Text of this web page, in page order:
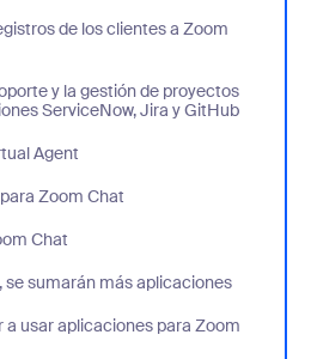
de los clientes a Zoom
registros de los clientes a Zoom Chat
y la gestión de proyectos
ServiceNow, Jira y GitHub
el soporte y la gestión de proyectos
Agent
Virtual Agent
Zoom Chat
para Zoom Chat
Chat
Zoom Chat
se sumarán más aplicaciones
se sumarán más aplicaciones
a usar aplicaciones para Zoom
a usar aplicaciones para Zoom